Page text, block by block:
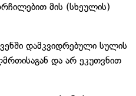
მის (სხეულის)
დამკვიდრებული სულის
და არ ეკუთვნით